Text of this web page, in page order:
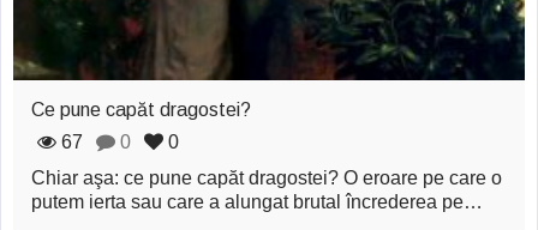
Ce pune capăt dragostei?
67
0
0
Chiar aşa: ce pune capăt dragostei? O eroare pe care o
putem ierta sau care a alungat brutal încrederea pe…